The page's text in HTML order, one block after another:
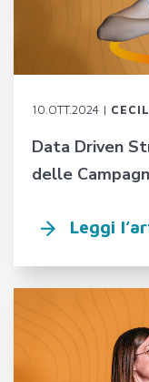
10.OTT.2024 |
Data Driven
delle
Leggi